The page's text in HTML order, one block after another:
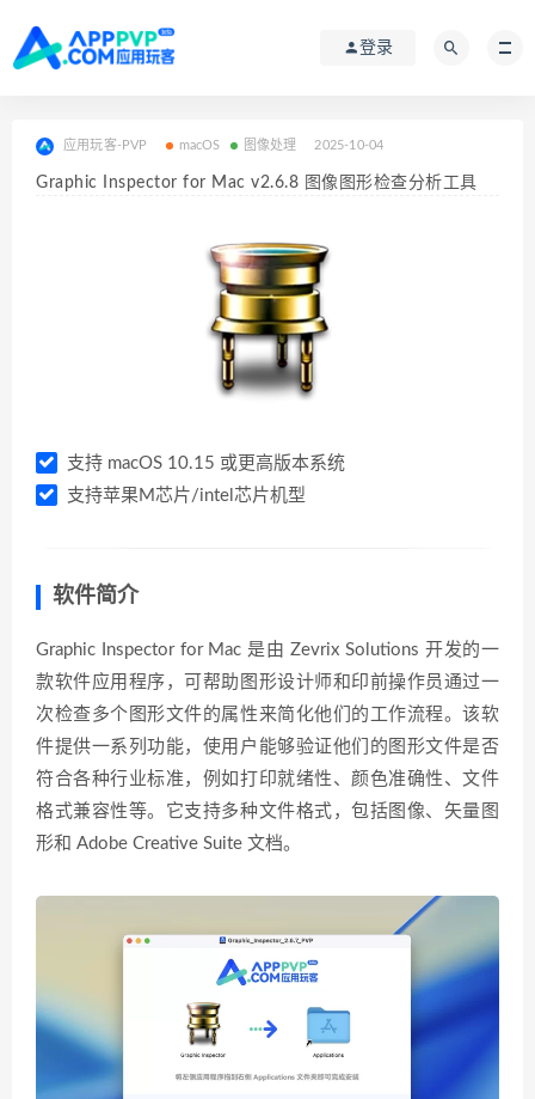
登录
应用玩客-PVP macOS 图像处理 2025-10-04
Graphic Inspector for Mac v2.6.8 图像图形检查分析工具
支持 macOS 10.15 或更高版本系统
支持苹果M芯片/intel芯片机型
软件简介
Graphic Inspector for Mac 是由 Zevrix Solutions 开发的一
款软件应用程序，可帮助图形设计师和印前操作员通过一
次检查多个图形文件的属性来简化他们的工作流程。该软
件提供一系列功能，使用户能够验证他们的图形文件是否
符合各种行业标准，例如打印就绪性、颜色准确性、文件
格式兼容性等。它支持多种文件格式，包括图像、矢量图
形和 Adob​​e Creative Suite 文档。